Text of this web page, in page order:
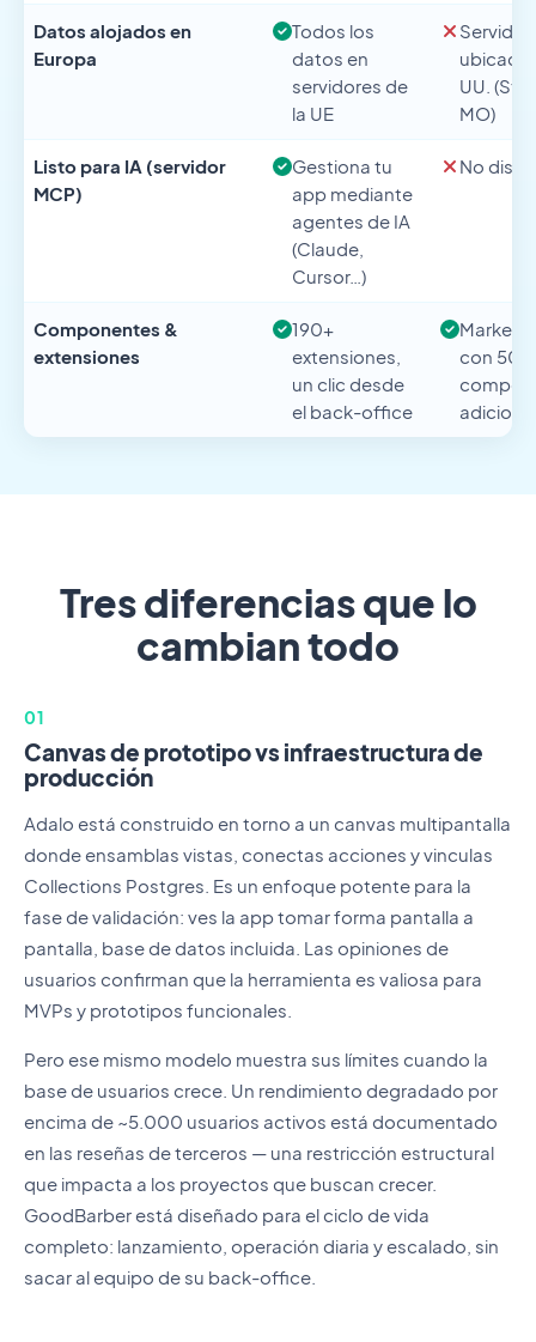
Datos alojados en
Europa
Todos los
datos en
servidores de
la UE
UU. (St.
MO)
Listo para IA (servidor
MCP)
Gestiona tu
app mediante
agentes de IA
(Claude,
Cursor…)
No
Componentes &
extensiones
190+
extensiones,
un clic desde
el back-office
con 50+
Tres diferencias que lo
cambian todo
01
Canvas de prototipo vs infraestructura de
producción
Adalo está construido en torno a un canvas multipantalla
donde ensamblas vistas, conectas acciones y vinculas
Collections Postgres. Es un enfoque potente para la
fase de validación: ves la app tomar forma pantalla a
pantalla, base de datos incluida. Las opiniones de
usuarios confirman que la herramienta es valiosa para
MVPs y prototipos funcionales.
Pero ese mismo modelo muestra sus límites cuando la
base de usuarios crece. Un rendimiento degradado por
encima de ~5.000 usuarios activos está documentado
en las reseñas de terceros — una restricción estructural
que impacta a los proyectos que buscan crecer.
GoodBarber está diseñado para el ciclo de vida
completo: lanzamiento, operación diaria y escalado, sin
sacar al equipo de su back-office.